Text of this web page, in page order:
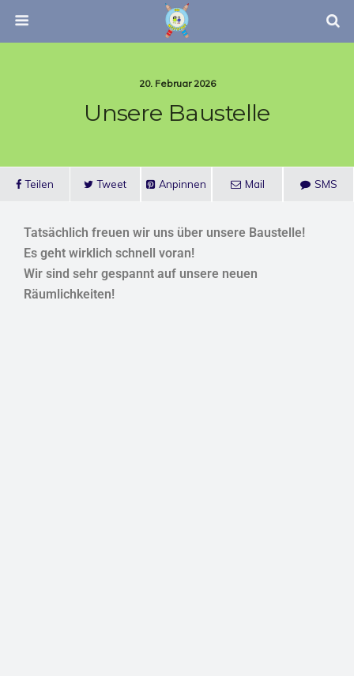
20. Februar 2026
Unsere Baustelle
Teilen Tweet Anpinnen Mail SMS
Tatsächlich freuen wir uns über unsere Baustelle!
Es geht wirklich schnell voran!
Wir sind sehr gespannt auf unsere neuen
Räumlichkeiten!